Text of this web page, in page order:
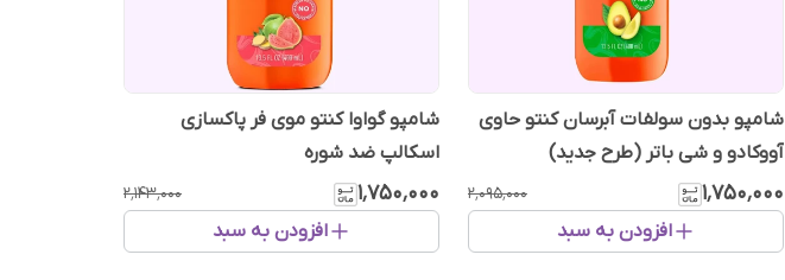
شامپو بدون سولفات آبرسان کنتو حاوی
آووکادو و شی باتر (طرح جدید)
۱٬۷۵۰٬۰۰۰ ۲٬۰۹۵٬۰۰۰
افزودن به سبد
شامپو گواوا کنتو موی فر پاکسازی
اسکالپ ضد شوره
۱٬۷۵۰٬۰۰۰ ۲٬۱۴۳٬۰۰۰
افزودن به سبد